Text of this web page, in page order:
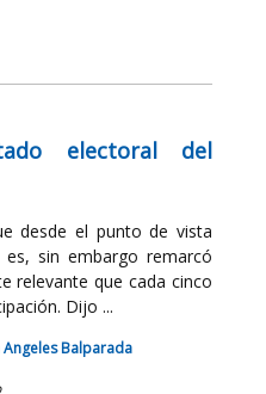
electoral del
desde el punto de vista
sin embargo remarcó
relevante que cada cinco
Dijo ...
Balparada